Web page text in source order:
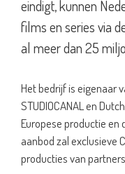
eindigt, kunnen
films en series via
al meer dan 25
Het bedrijf is eigenaar
STUDIOCANAL en
Europese productie
aanbod zal exclusieve
producties van